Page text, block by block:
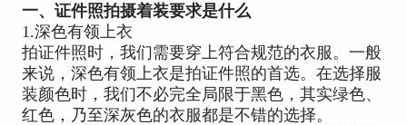
一、证件照拍摄着装要求是什么
1.深色有领上衣
拍证件照时，我们需要穿上符合规范的衣服。一般
来说，深色有领上衣是拍证件照的首选。在选择服
装颜色时，我们不必完全局限于黑色，其实绿色、
红色，乃至深灰色的衣服都是不错的选择。